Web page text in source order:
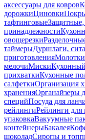
аксессуары для ковров
дорожкиЦиновки
тафтинговыеЗащитные,
принадлежности
овощерезки
таймерыДуршлаги,
приготовленияМолотки
мелочиМиски
прихваткиКухонные
салфеткиОрганизация
храненияОрганайзеры
специйПосуда для
рейлингиРейлинги для
упаковкаВакуумные
контейнерыБакалея
шоколадСиропы и